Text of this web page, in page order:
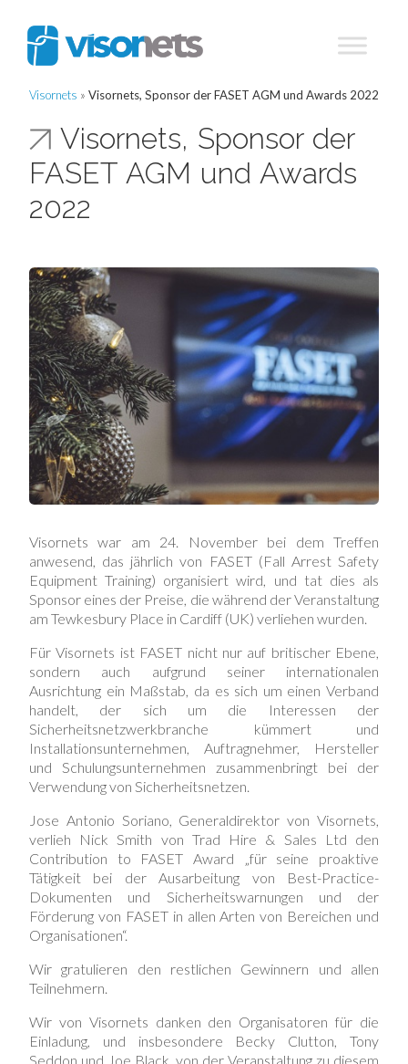
Visornets » Visornets, Sponsor der FASET AGM und Awards 2022
Visornets, Sponsor der
FASET AGM und Awards
2022
Visornets war am 24. November bei dem Treffen
anwesend, das jährlich von FASET (Fall Arrest Safety
Equipment Training) organisiert wird, und tat dies als
Sponsor eines der Preise, die während der Veranstaltung
am Tewkesbury Place in Cardiff (UK) verliehen wurden.
Für Visornets ist FASET nicht nur auf britischer Ebene,
sondern auch aufgrund seiner internationalen
Ausrichtung ein Maßstab, da es sich um einen Verband
handelt, der sich um die Interessen der
Sicherheitsnetzwerkbranche kümmert und
Installationsunternehmen, Auftragnehmer, Hersteller
und Schulungsunternehmen zusammenbringt bei der
Verwendung von Sicherheitsnetzen.
Jose Antonio Soriano, Generaldirektor von Visornets,
verlieh Nick Smith von Trad Hire & Sales Ltd den
Contribution to FASET Award „für seine proaktive
Tätigkeit bei der Ausarbeitung von Best-Practice-
Dokumenten und Sicherheitswarnungen und der
Förderung von FASET in allen Arten von Bereichen und
Organisationen“.
Wir gratulieren den restlichen Gewinnern und allen
Teilnehmern.
Wir von Visornets danken den Organisatoren für die
Einladung, und insbesondere Becky Clutton, Tony
Seddon und Joe Black, von der Veranstaltung zu diesem